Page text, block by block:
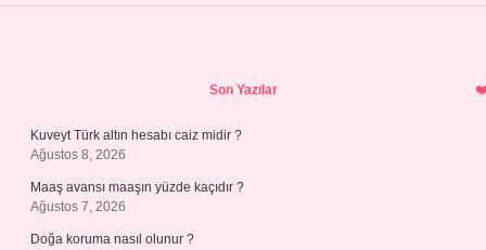
Son Yazılar
Kuveyt Türk altın hesabı caiz midir ?
Ağustos 8, 2026
Maaş avansı maaşın yüzde kaçıdır ?
Ağustos 7, 2026
Doğa koruma nasıl olunur ?